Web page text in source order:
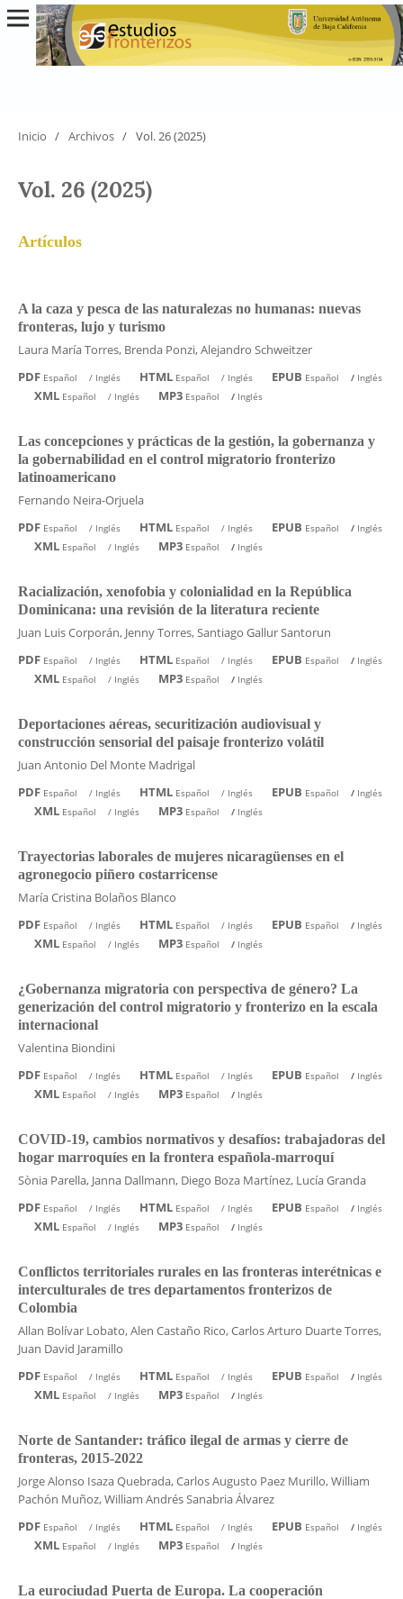
Inicio / Archivos / Vol. 26 (2025)
Vol. 26 (2025)
Artículos
A la caza y pesca de las naturalezas no humanas: nuevas
fronteras, lujo y turismo
Laura María Torres, Brenda Ponzi, Alejandro Schweitzer
PDF Español / Inglés HTML Español / Inglés EPUB Español / Inglés
XML Español / Inglés MP3 Español / Inglés
Las concepciones y prácticas de la gestión, la gobernanza y
la gobernabilidad en el control migratorio fronterizo
latinoamericano
Fernando Neira-Orjuela
PDF Español / Inglés HTML Español / Inglés EPUB Español / Inglés
XML Español / Inglés MP3 Español / Inglés
Racialización, xenofobia y colonialidad en la República
Dominicana: una revisión de la literatura reciente
Juan Luis Corporán, Jenny Torres, Santiago Gallur Santorun
PDF Español / Inglés HTML Español / Inglés EPUB Español / Inglés
XML Español / Inglés MP3 Español / Inglés
Deportaciones aéreas, securitización audiovisual y
construcción sensorial del paisaje fronterizo volátil
Juan Antonio Del Monte Madrigal
PDF Español / Inglés HTML Español / Inglés EPUB Español / Inglés
XML Español / Inglés MP3 Español / Inglés
Trayectorias laborales de mujeres nicaragüenses en el
agronegocio piñero costarricense
María Cristina Bolaños Blanco
PDF Español / Inglés HTML Español / Inglés EPUB Español / Inglés
XML Español / Inglés MP3 Español / Inglés
¿Gobernanza migratoria con perspectiva de género? La
generización del control migratorio y fronterizo en la escala
internacional
Valentina Biondini
PDF Español / Inglés HTML Español / Inglés EPUB Español / Inglés
XML Español / Inglés MP3 Español / Inglés
COVID-19, cambios normativos y desafíos: trabajadoras del
hogar marroquíes en la frontera española-marroquí
Sònia Parella, Janna Dallmann, Diego Boza Martínez, Lucía Granda
PDF Español / Inglés HTML Español / Inglés EPUB Español / Inglés
XML Español / Inglés MP3 Español / Inglés
Conflictos territoriales rurales en las fronteras interétnicas e
interculturales de tres departamentos fronterizos de
Colombia
Allan Bolívar Lobato, Alen Castaño Rico, Carlos Arturo Duarte Torres,
Juan David Jaramillo
PDF Español / Inglés HTML Español / Inglés EPUB Español / Inglés
XML Español / Inglés MP3 Español / Inglés
Norte de Santander: tráfico ilegal de armas y cierre de
fronteras, 2015-2022
Jorge Alonso Isaza Quebrada, Carlos Augusto Paez Murillo, William
Pachón Muñoz, William Andrés Sanabria Álvarez
PDF Español / Inglés HTML Español / Inglés EPUB Español / Inglés
XML Español / Inglés MP3 Español / Inglés
La eurociudad Puerta de Europa. La cooperación